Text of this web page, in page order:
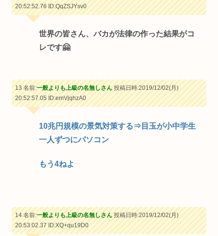
20:52:52.76ID:QqZSJYsv0
世界の皆さん、バカが法律の作った結果がコ
レです🤗
13 名前:一般よりも上級の名無しさん投稿日時:2019/12/02(月)
20:52:57.05ID:emVjqhzA0
10兆円規模の景気対策する⇒目玉が小中学生
一人ずつにパソコン
もう4ねよ
14 名前:一般よりも上級の名無しさん投稿日時:2019/12/02(月)
20:53:02.37ID:XQ+qu19D0